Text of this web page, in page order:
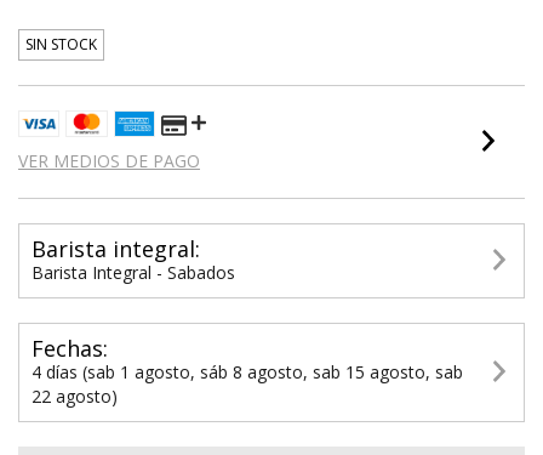
SIN STOCK
VER MEDIOS DE PAGO
Barista integral:
Barista Integral - Sabados
Fechas:
4 días (sab 1 agosto, sáb 8 agosto, sab 15 agosto, sab
22 agosto)